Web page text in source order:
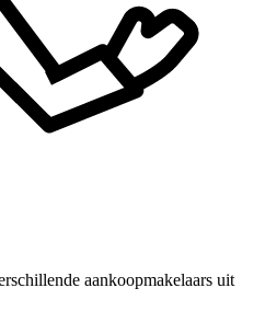
aankoopmakelaars uit